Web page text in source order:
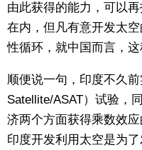
由此获得的能力，可以
在内，但凡有意开发太
性循环，就中国而言，这
顺便说一句，印度不久
Satellite/ASAT）试验，
济两个方面获得乘数效
印度开发利用太空是为